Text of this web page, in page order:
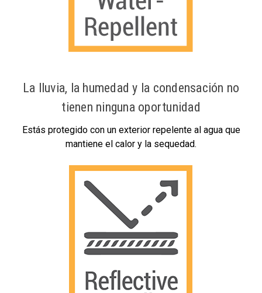
La lluvia, la humedad y la condensación no
tienen ninguna oportunidad
Estás protegido con un exterior repelente al agua que
mantiene el calor y la sequedad.